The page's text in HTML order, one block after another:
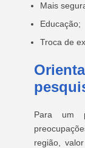
Mais
Educação;
Troca de
Para um
região,